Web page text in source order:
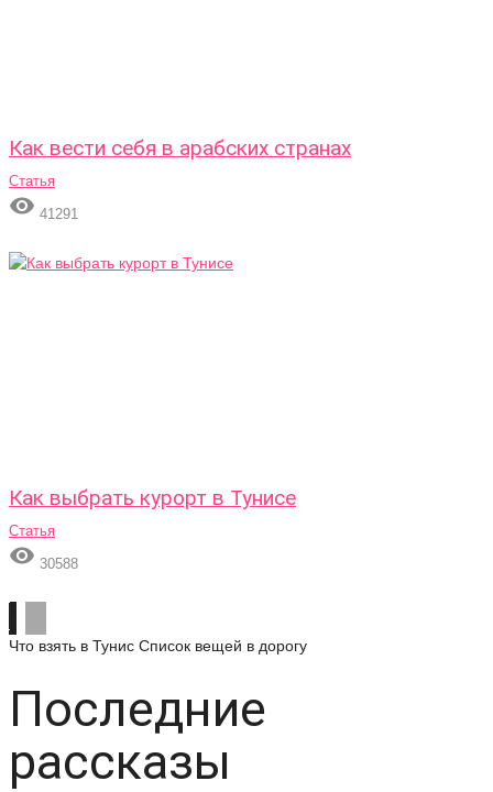
Как вести себя в арабских странах
Статья
 41291
Как выбрать курорт в Тунисе
Статья
 30588
Что взять в Тунис Список вещей в дорогу
Последние
рассказы